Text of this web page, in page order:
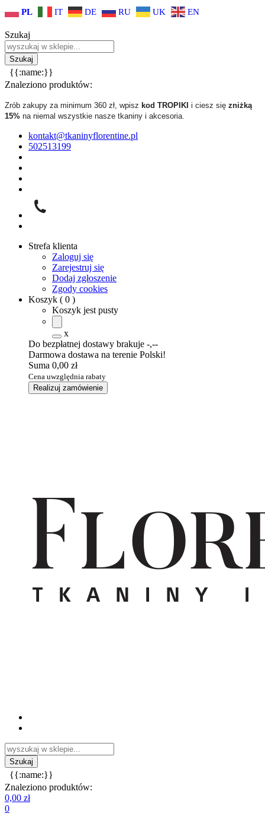
PL IT DE RU UK EN
Szukaj
{{:name:}}
Znaleziono produktów:
Zrób zakupy za minimum 360 zł, wpisz kod TROPIKI i ciesz się zniżką
15% na niemal wszystkie nasze tkaniny i akcesoria.
kontakt@tkaninyflorentine.pl
502513199
Strefa klienta
Zaloguj się
Zarejestruj się
Dodaj zgłoszenie
Zgody cookies
Koszyk ( 0 )
Koszyk jest pusty
x
Do bezpłatnej dostawy brakuje -,--
Darmowa dostawa na terenie Polski!
Suma 0,00 zł
Cena uwzględnia rabaty
Realizuj zamówienie
{{:name:}}
Znaleziono produktów:
0,00 zł
0